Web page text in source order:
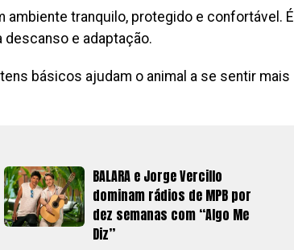
ambiente tranquilo, protegido e confortável. É
e adaptação.
básicos ajudam o animal a se sentir mais
BALARA e Jorge Vercillo
dominam rádios de MPB por
dez semanas com “Algo Me
Diz”